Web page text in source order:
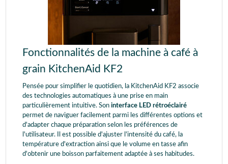
Fonctionnalités de la machine à café à
grain KitchenAid KF2
Pensée pour simplifier le quotidien, la KitchenAid KF2 associe
des technologies automatiques à une prise en main
particulièrement intuitive. Son interface LED rétroéclairé
permet de naviguer facilement parmi les différentes options et
d'adapter chaque préparation selon les préférences de
l'utilisateur. Il est possible d'ajuster l'intensité du café, la
température d'extraction ainsi que le volume en tasse afin
d'obtenir une boisson parfaitement adaptée à ses habitudes.